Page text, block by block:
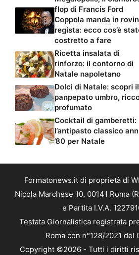
flop di Francis Ford
Coppola manda in
regista: ecco cos’è
costretto a fare
Ricetta insalata di
rinforzo: il contorno di
Natale napoletano
Dolci di Natale: scopri il
panpepato umbro,
profumato
Cocktail di gamberetti:
l’antipasto classico
’80 per Natale
Formatonews.it di proprietà di
Nicola Marchese 10, 00141 Roma
e Partita I.V.A.
Testata Giornalistica registrata
Roma con n°128/2021 del
Copyright ©2026 - Tutti i diritti